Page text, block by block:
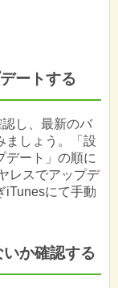
ートする
し、最新のバ
ましょう。「設
ート」の順に
レスでアップデ
iTunesにて手動
か確認する